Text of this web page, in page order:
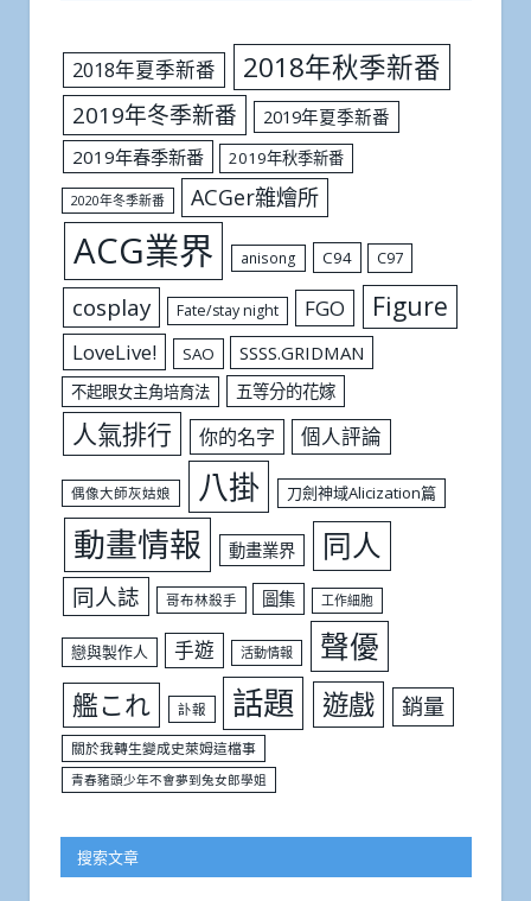
2018年夏季新番 2018年秋季新番
2019年冬季新番
2019年夏季新番
2019年春季新番
2019年秋季新番
2020年冬季新番 ACGer雜燴所
ACG業界 anisong C94 C97
cosplay Fate/stay night FGO Figure
LoveLive! SAO SSSS.GRIDMAN
不起眼女主角培育法 五等分的花嫁
人氣排行 你的名字 個人評論
偶像大師灰姑娘 八掛 刀劍神域Alicization篇
動畫情報 動畫業界 同人
同人誌 哥布林殺手 圖集 工作細胞
戀與製作人 手遊 活動情報 聲優
艦これ 訃報 話題 遊戲 銷量
關於我轉生變成史萊姆這檔事
青春豬頭少年不會夢到兔女郎學姐
搜索文章